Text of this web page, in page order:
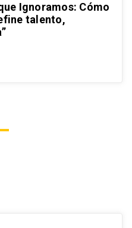
Ignoramos: Cómo
talento,